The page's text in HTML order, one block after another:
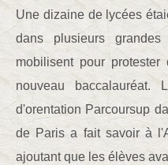
Une dizaine de lycées
dans plusieurs
mobilisent pour
nouveau baccalauréat.
d'orentation Parcoursup
de Paris a fait savoir à
ajoutant que les élèves